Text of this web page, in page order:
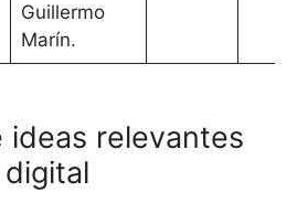
Guillermo
Marín.
ideas relevantes